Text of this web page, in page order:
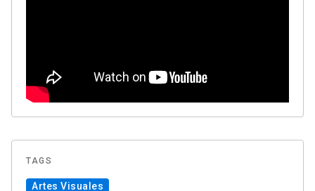
TAGS
Artes Visuales